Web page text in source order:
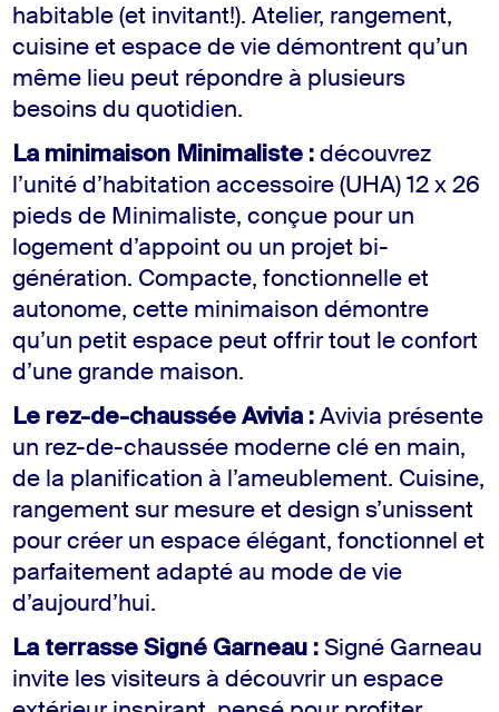
habitable (et invitant!). Atelier, rangement,
cuisine et espace de vie démontrent qu’un
même lieu peut répondre à plusieurs
besoins du quotidien.
La minimaison Minimaliste :découvrez
l’unité d’habitation accessoire (UHA) 12 x 26
pieds de Minimaliste, conçue pour un
logement d’appoint ou un projet bi-
génération. Compacte, fonctionnelle et
autonome, cette minimaison démontre
qu’un petit espace peut offrir tout le confort
d’une grande maison.
Le rez-de-chaussée Avivia :Avivia présente
un rez-de-chaussée moderne clé en main,
de la planification à l’ameublement. Cuisine,
rangement sur mesure et design s’unissent
pour créer un espace élégant, fonctionnel et
parfaitement adapté au mode de vie
d’aujourd’hui.
La terrasse Signé Garneau :Signé Garneau
invite les visiteurs à découvrir un espace